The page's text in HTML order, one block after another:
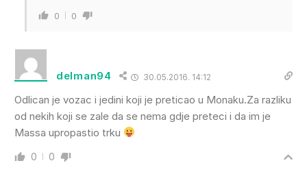
0 0
delman94 30.05.2016. 14:12
Odlican je vozac i jedini koji je preticao u Monaku.Za razliku
od nekih koji se zale da se nema gdje preteci i da im je
Massa upropastio trku
0 0